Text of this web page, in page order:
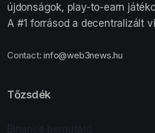
újdonságok, play-to-earn
A #1 forrásod a decentralizált
Contact:info@web3news.hu
Tőzsdék